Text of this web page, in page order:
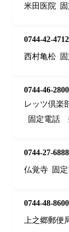
米田医院
0744-42-4712
西村亀松
0744-46-2800
レッツ倶楽
固定電話
0744-27-6888
仏覚寺 固
0744-48-8600
上之郷郵便